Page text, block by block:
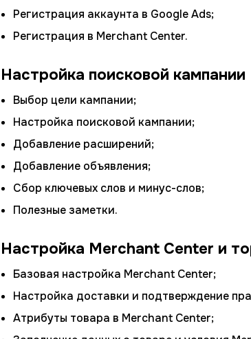
Регистрация аккаунта в Google Ads;
Регистрация в Merchant Center.
Настройка поисковой кампании
Выбор цели кампании;
Настройка поисковой кампании;
Добавление расширений;
Добавление объявления;
Сбор ключевых слов и минус-слов;
Полезные заметки.
Настройка Merchant Center и
Базовая настройка Merchant Center;
Настройка доставки и подтверждение
Атрибуты товара в Merchant Center;